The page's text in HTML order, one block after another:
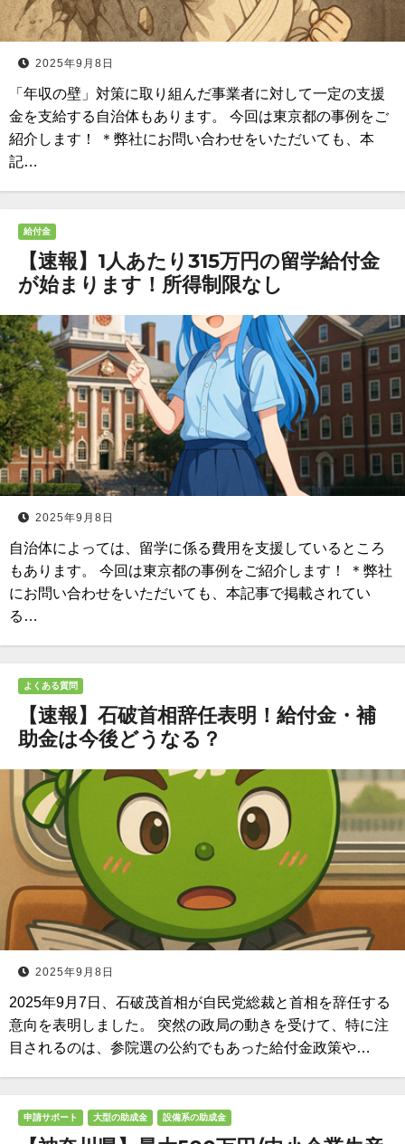
2025年9月8日
「年収の壁」対策に取り組んだ事業者に対して一定の支援
金を支給する自治体もあります。 今回は東京都の事例をご
紹介します！ ＊弊社にお問い合わせをいただいても、本
記…
給付金
【速報】1人あたり315万円の留学給付金
が始まります！所得制限なし
2025年9月8日
自治体によっては、留学に係る費用を支援しているところ
もあります。 今回は東京都の事例をご紹介します！ ＊弊社
にお問い合わせをいただいても、本記事で掲載されてい
る…
よくある質問
【速報】石破首相辞任表明！給付金・補
助金は今後どうなる？
2025年9月8日
2025年9月7日、石破茂首相が自民党総裁と首相を辞任する
意向を表明しました。 突然の政局の動きを受けて、特に注
目されるのは、参院選の公約でもあった給付金政策や…
申請サポート 大型の助成金 設備系の助成金